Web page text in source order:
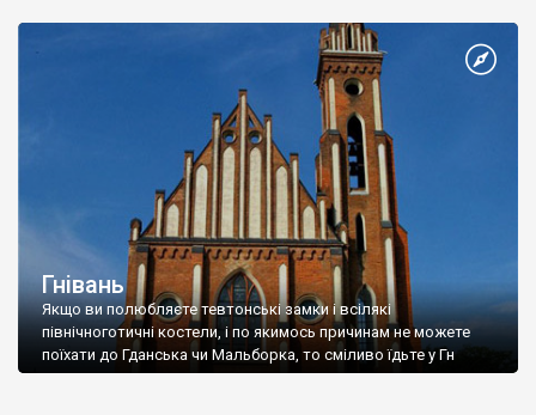
Гнівань
Якщо ви полюбляєте тевтонські замки і всілякі
північноготичні костели, і по якимось причинам не можете
поїхати до Гданська чи Мальборка, то сміливо їдьте у Гн